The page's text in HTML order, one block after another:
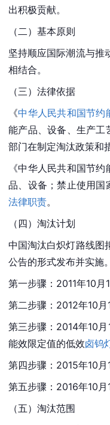
出积极贡献。
（二）基本原则
坚持顺应国际潮流与推
相结合。
（三）法律依据
《中华人民共和国节约
能产品、设备、生产工
部门在制定淘汰政策和
《中华人民共和国节
品、设备；禁止使用国
法律职责。
（四）淘汰计划
中国淘汰白炽灯路线图
公告的形式发布并实施
第一步骤：2011年10
第二步骤：2012年10
第三步骤：2014年10
能效限定值的低效卤钨
第四步骤：2015年10
第五步骤：2016年10
（五）淘汰范围